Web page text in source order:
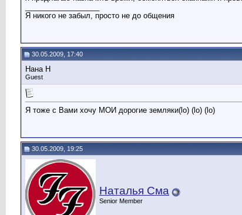
Я никого не забыл, просто не до общения
30.05.2009, 17:40
Нана Н
Guest
Я тоже с Вами хочу МОИ дорогие земляки(lo) (lo) (lo)
30.05.2009, 19:25
Наталья Сма
Senior Member